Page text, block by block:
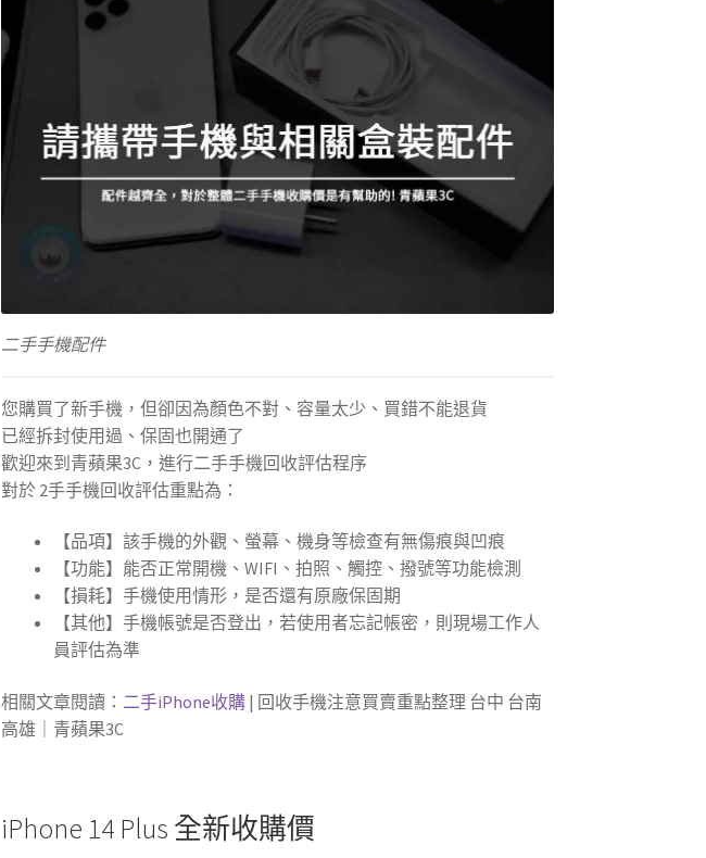
二手手機配件
您購買了新手機，但卻因為顏色不對、容量太少、買錯不能退貨
已經拆封使用過、保固也開通了
歡迎來到青蘋果3C，進行二手手機回收評估程序
對於 2手手機回收評估重點為：
【品項】該手機的外觀、螢幕、機身等檢查有無傷痕與凹痕
【功能】能否正常開機、WIFI、拍照、觸控、撥號等功能檢測
【損耗】手機使用情形，是否還有原廠保固期
【其他】手機帳號是否登出，若使用者忘記帳密，則現場工作人
員評估為準
相關文章閱讀： 二手iPhone收購 | 回收手機注意買賣重點整理 台中 台南
高雄｜青蘋果3C
iPhone 14 Plus 全新收購價